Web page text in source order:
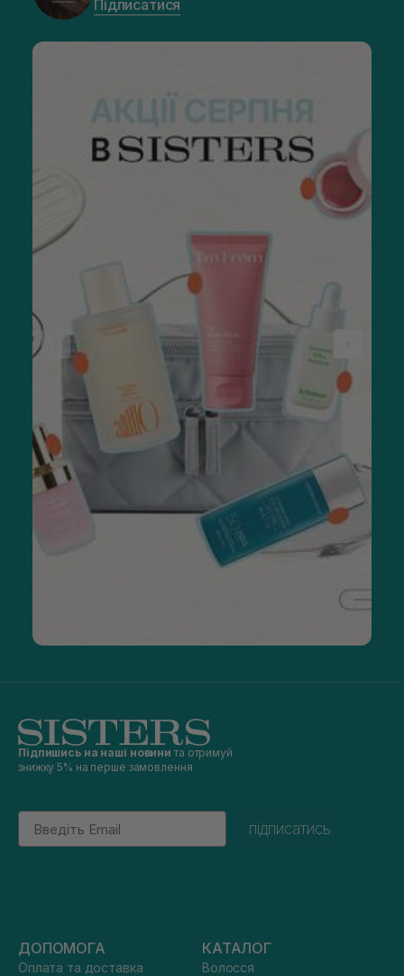
Підписатися
Підпишись на наші новини та отримуй
знижку 5% на перше замовлення
Email
підписатись
ДОПОМОГА
Оплата та доставка
КАТАЛОГ
Волосся